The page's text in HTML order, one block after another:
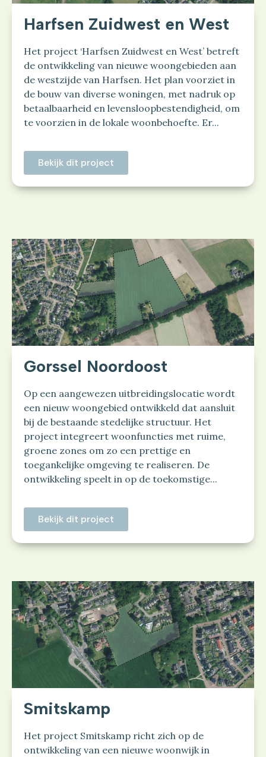
Harfsen Zuidwest en West
Het project ‘Harfsen Zuidwest en West’ betreft
de ontwikkeling van nieuwe woongebieden aan
de westzijde van Harfsen. Het plan voorziet in
de bouw van diverse woningen, met nadruk op
betaalbaarheid en levensloopbestendigheid, om
te voorzien in de lokale woonbehoefte. Er...
Bekijk dit project
Gorssel Noordoost
Op een aangewezen uitbreidingslocatie wordt
een nieuw woongebied ontwikkeld dat aansluit
bij de bestaande stedelijke structuur. Het
project integreert woonfuncties met ruime,
groene zones om zo een prettige en
toegankelijke omgeving te realiseren. De
ontwikkeling speelt in op de toekomstige...
Bekijk dit project
Smitskamp
Het project Smitskamp richt zich op de
ontwikkeling van een nieuwe woonwijk in